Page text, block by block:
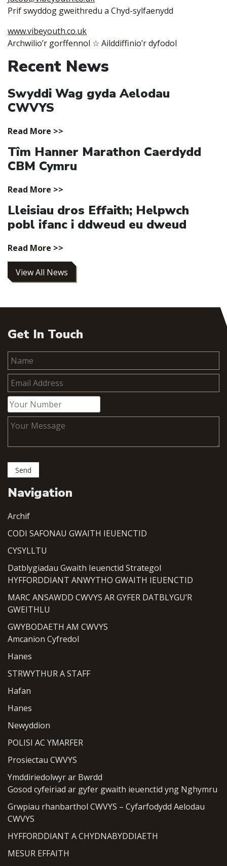
Prif swyddog gweithredu a Chyd-sylfaenydd
www.vibeyouth.co.uk
Archwilio’r gorffennol ☆ Ailddiffinio’r dyfodol
Recent News
Swyddi Wag gyda Aelodau
CWVYS
Read More >>
Tîm Hanner Marathon Caerdydd
CBM Cymru
Read More >>
Lleisiau dros Effaith; Helpwch
pobl ifanc i ddweud eu dweud
Read More >>
View All News
Get In Touch
Navigation
Archif
CODI SAFONAU GWAITH IEUENCTID
CYSYLLTU
Datblygiadau Gwaith Ieuenctid Strategol
HYFFORDDIANT ANWYTHO GWAITH IEUENCTID
MARC ANSAWDD CWVYS AR GYFER DATBLYGU’R
GWEITHLU
GWYBODAETH AM CWVYS
Amcanion Cyfredol
Hanes
STRWYTHUR A STAFF
Hafan
Hanes
Newyddion
POLISI AC YMARFER
Prosiectau CWVYS
Ymddiriedolwyr ar Bwrdd
Gosod cyfeiriad ar gyfer gwaith ieuenctid yng Nghymru
Grwpiau rhanbarthol CWVYS – Cyfarfodydd Aelodau
CWVYS
HYFFORDDIANT A CHYDNABYDDIAETH
MESUR EFFAITH